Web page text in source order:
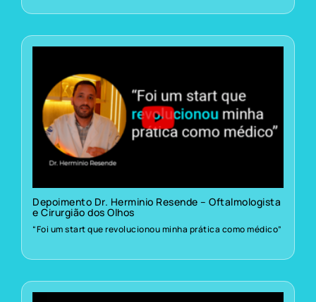
Depoimento Dr. Herminio Resende – Oftalmologista
e Cirurgião dos Olhos
“Foi um start que revolucionou minha prática como médico”